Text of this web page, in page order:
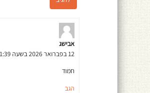
אבישג
12 בפברואר 2026 בשעה 21:39
חמוד
הגב